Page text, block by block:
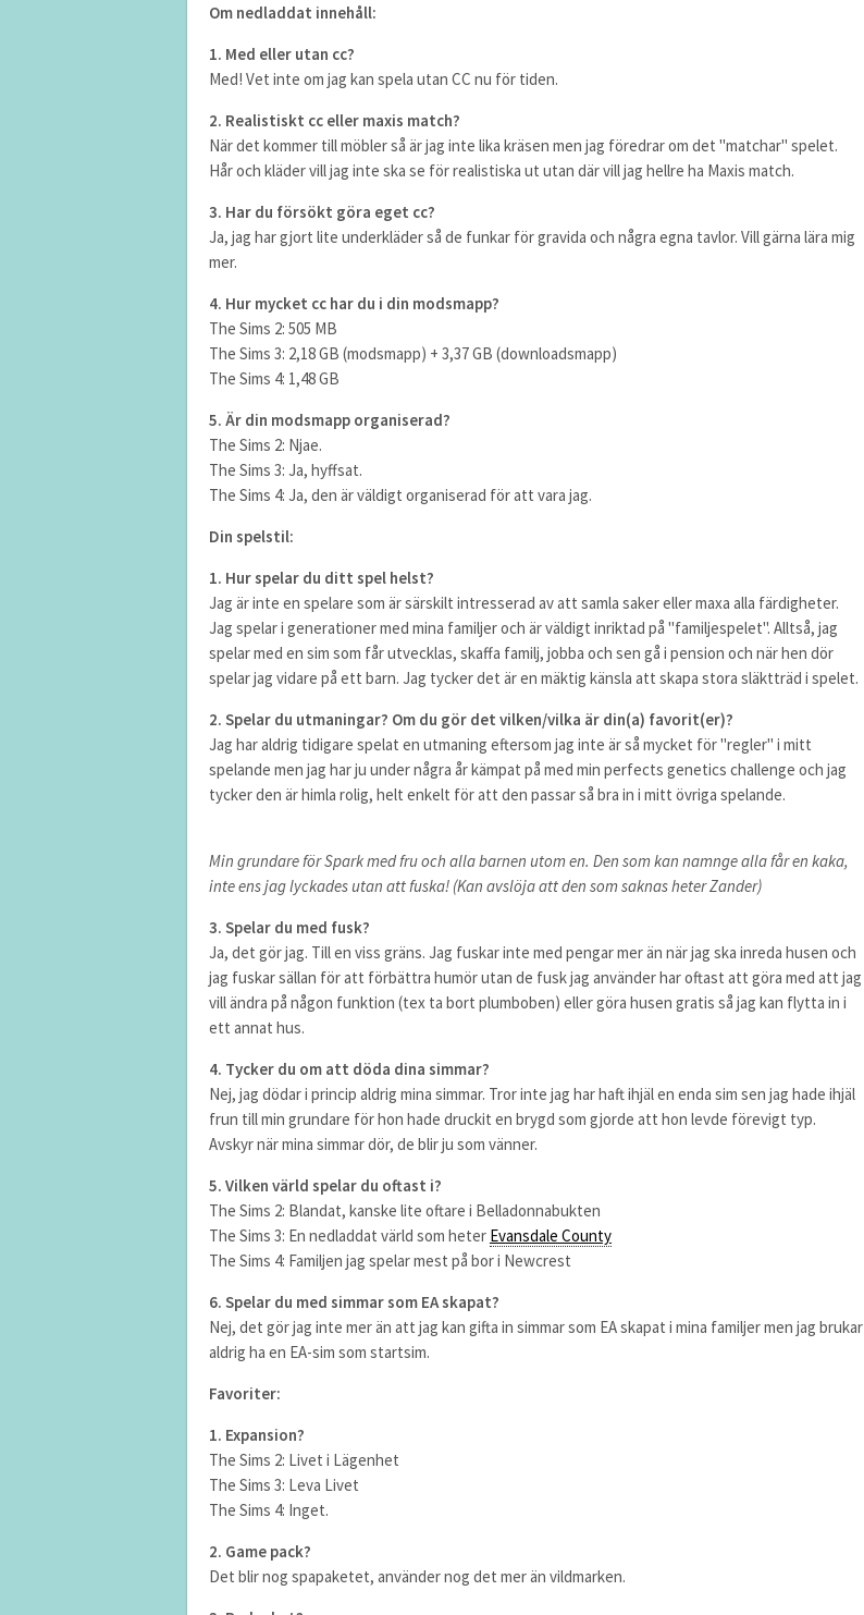
Om nedladdat innehåll:
1. Med eller utan cc?
Med! Vet inte om jag kan spela utan CC nu för tiden.
2. Realistiskt cc eller maxis match?
När det kommer till möbler så är jag inte lika kräsen men jag föredrar om det "matchar" spelet.
Hår och kläder vill jag inte ska se för realistiska ut utan där vill jag hellre ha Maxis match.
3. Har du försökt göra eget cc?
Ja, jag har gjort lite underkläder så de funkar för gravida och några egna tavlor. Vill gärna lära mig
mer.
4. Hur mycket cc har du i din modsmapp?
The Sims 2: 505 MB
The Sims 3: 2,18 GB (modsmapp) + 3,37 GB (downloadsmapp)
The Sims 4: 1,48 GB
5. Är din modsmapp organiserad?
The Sims 2: Njae.
The Sims 3: Ja, hyffsat.
The Sims 4: Ja, den är väldigt organiserad för att vara jag.
Din spelstil:
1. Hur spelar du ditt spel helst?
Jag är inte en spelare som är särskilt intresserad av att samla saker eller maxa alla färdigheter.
Jag spelar i generationer med mina familjer och är väldigt inriktad på "familjespelet". Alltså, jag
spelar med en sim som får utvecklas, skaffa familj, jobba och sen gå i pension och när hen dör
spelar jag vidare på ett barn. Jag tycker det är en mäktig känsla att skapa stora släktträd i spelet.
2. Spelar du utmaningar? Om du gör det vilken/vilka är din(a) favorit(er)?
Jag har aldrig tidigare spelat en utmaning eftersom jag inte är så mycket för "regler" i mitt
spelande men jag har ju under några år kämpat på med min perfects genetics challenge och jag
tycker den är himla rolig, helt enkelt för att den passar så bra in i mitt övriga spelande.
Min grundare för Spark med fru och alla barnen utom en. Den som kan namnge alla får en kaka,
inte ens jag lyckades utan att fuska! (Kan avslöja att den som saknas heter Zander)
3. Spelar du med fusk?
Ja, det gör jag. Till en viss gräns. Jag fuskar inte med pengar mer än när jag ska inreda husen och
jag fuskar sällan för att förbättra humör utan de fusk jag använder har oftast att göra med att jag
vill ändra på någon funktion (tex ta bort plumboben) eller göra husen gratis så jag kan flytta in i
ett annat hus.
4. Tycker du om att döda dina simmar?
Nej, jag dödar i princip aldrig mina simmar. Tror inte jag har haft ihjäl en enda sim sen jag hade ihjäl
frun till min grundare för hon hade druckit en brygd som gjorde att hon levde förevigt typ.
Avskyr när mina simmar dör, de blir ju som vänner.
5. Vilken värld spelar du oftast i?
The Sims 2: Blandat, kanske lite oftare i Belladonnabukten
The Sims 3: En nedladdat värld som heter Evansdale County
The Sims 4: Familjen jag spelar mest på bor i Newcrest
6. Spelar du med simmar som EA skapat?
Nej, det gör jag inte mer än att jag kan gifta in simmar som EA skapat i mina familjer men jag brukar
aldrig ha en EA-sim som startsim.
Favoriter:
1. Expansion?
The Sims 2: Livet i Lägenhet
The Sims 3: Leva Livet
The Sims 4: Inget.
2. Game pack?
Det blir nog spapaketet, använder nog det mer än vildmarken.